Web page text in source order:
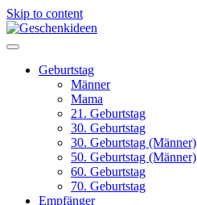
Skip to content
Geburtstag
Männer
Mama
21. Geburtstag
30. Geburtstag
30. Geburtstag (Männer)
50. Geburtstag (Männer)
60. Geburtstag
70. Geburtstag
Empfänger